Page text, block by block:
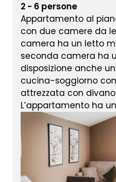
2 - 6 persone
Appartamento al
con due camere da
camera ha un letto
seconda camera ha
disposizione anche
cucina-soggiorno
attrezzata con
L’appartamento ha